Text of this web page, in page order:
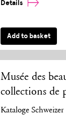
Details
Add to basket
Musée des
collections de
Kataloge